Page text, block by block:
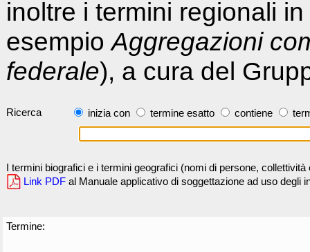
inoltre i termini regionali
esempioAggregazioni
federale), a cura del
Ricerca inizia con termine esatto contiene
I termini biografici e i termini geografici (nomi di persone,
Link PDF al Manuale applicativo di soggettazione ad uso degli
Termine: